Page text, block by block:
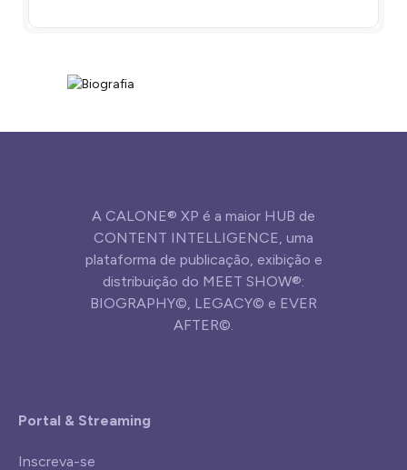
A CALONE® XP é a maior HUB de
CONTENT INTELLIGENCE, uma
plataforma de publicação, exibição e
distribuição do MEET SHOW®:
BIOGRAPHY©, LEGACY© e EVER
AFTER©.
Portal & Streaming
Inscreva-se